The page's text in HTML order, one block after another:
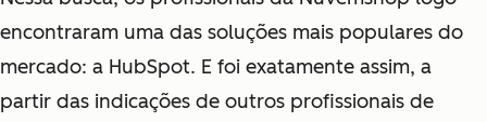
encontraram uma das soluções mais populares do
mercado: a HubSpot. E foi exatamente assim, a
partir das indicações de outros profissionais de